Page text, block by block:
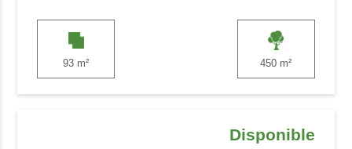
93 m² 450 m²
Disponible